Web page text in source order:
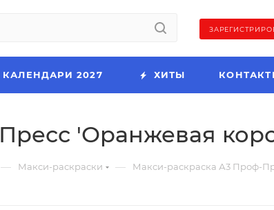
КАЛЕНДАРИ 2027 ХИТЫ
'Оранжевая
— Макси-раскраски — Макси-раскраска А3 Проф-